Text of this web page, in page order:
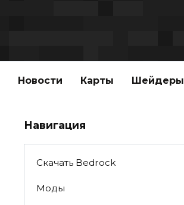
Новости Карты Шейдеры
Навигация
Скачать Bedrock
Моды